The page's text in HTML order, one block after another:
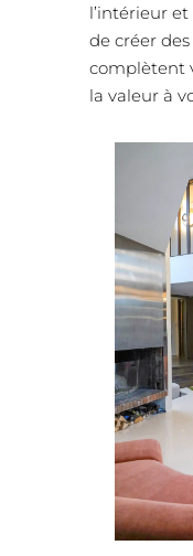
l’intérieur
de créer
complètent
la valeur à